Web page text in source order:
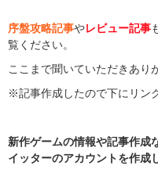
序盤攻略記事やレビュー記事
覧ください。
ここまで聞いていただきあり
※記事作成したので下にリン
新作ゲームの情報や記事作
イッターのアカウントを作成